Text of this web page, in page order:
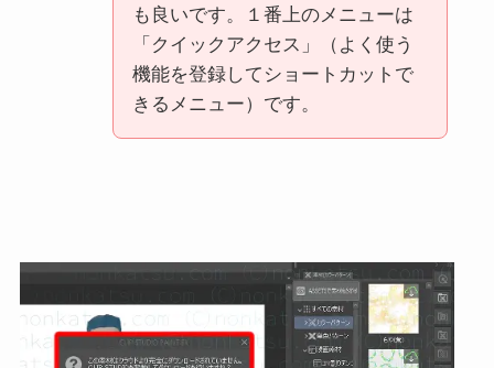
も良いです。１番上のメニューは
「クイックアクセス」（よく使う
機能を登録してショートカットで
きるメニュー）です。